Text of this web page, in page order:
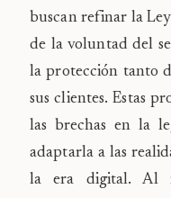
buscan refinar la
de la voluntad del
la protección tanto
sus clientes. Estas
las brechas en la
adaptarla a las
la era digital. Al